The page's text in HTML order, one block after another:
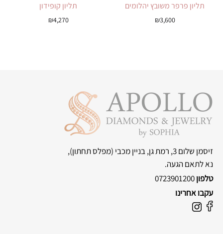
תליון פרפר משובץ יהלומים
₪3,600
תליון קופידון
₪4,270
זיסמן שלום 3, רמת גן, בניין מכבי
(מפלס תחתון),
נא לתאם הגעה.
טלפון0723901200
עקבו אחרינו
F
I